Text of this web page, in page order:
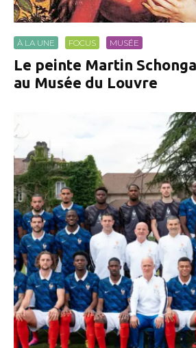
À LA UNE FOCUS MUSÉE
Le peinte Martin
au Musée du Louvre